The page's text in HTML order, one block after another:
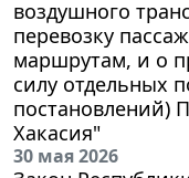
воздушного
перевозку
маршрутам, и о
силу отдельных
постановлений)
Хакасия"
30 мая 2026